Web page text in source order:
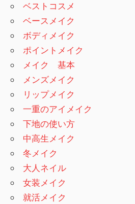
ベストコスメ
ベースメイク
ボディメイク
ポイントメイク
メイク 基本
メンズメイク
リップメイク
一重のアイメイク
下地の使い方
中高生メイク
冬メイク
大人ネイル
女装メイク
就活メイク